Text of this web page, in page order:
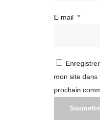
E-mail *
mon site dans
prochain